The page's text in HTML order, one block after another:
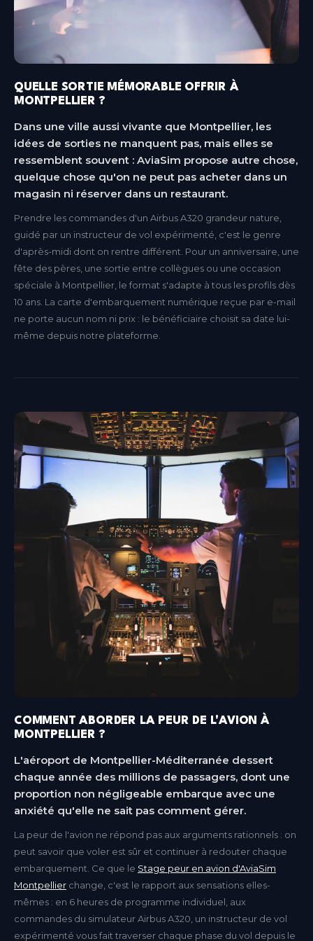
QUELLE SORTIE MÉMORABLE OFFRIR À
MONTPELLIER ?
Dans une ville aussi vivante que Montpellier, les
idées de sorties ne manquent pas, mais elles se
ressemblent souvent : AviaSim propose autre chose,
quelque chose qu'on ne peut pas acheter dans un
magasin ni réserver dans un restaurant.
Prendre les commandes d'un Airbus A320 grandeur nature,
guidé par un instructeur de vol expérimenté, c'est le genre
d'après-midi dont on rentre différent. Pour un anniversaire, une
fête des pères, une sortie entre collègues ou une occasion
spéciale à Montpellier, le format s'adapte à tous les profils dès
10 ans. La carte d'embarquement numérique reçue par e-mail
ne porte aucun nom ni prix : le bénéficiaire choisit sa date lui-
même depuis notre plateforme.
COMMENT ABORDER LA PEUR DE L'AVION À
MONTPELLIER ?
L'aéroport de Montpellier-Méditerranée dessert
chaque année des millions de passagers, dont une
proportion non négligeable embarque avec une
anxiété qu'elle ne sait pas comment gérer.
La peur de l'avion ne répond pas aux arguments rationnels : on
peut savoir que voler est sûr et continuer à redouter chaque
embarquement. Ce que le Stage peur en avion d'AviaSim
Montpellier change, c'est le rapport aux sensations elles-
mêmes : en 6 heures de programme individuel, aux
commandes du simulateur Airbus A320, un instructeur de vol
expérimenté vous fait traverser chaque phase du vol depuis le